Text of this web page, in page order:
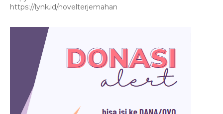
https://lynk.id/novelterjemahan